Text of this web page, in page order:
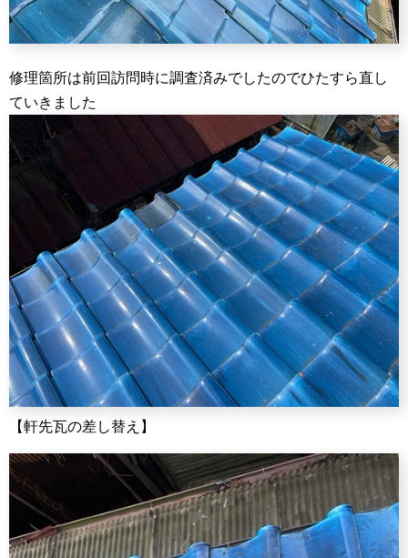
修理箇所は前回訪問時に調査済みでしたのでひたすら直し
ていきました
【軒先瓦の差し替え】